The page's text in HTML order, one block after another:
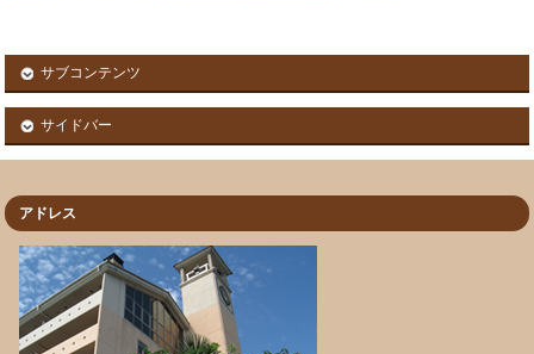
サブコンテンツ
サイドバー
アドレス